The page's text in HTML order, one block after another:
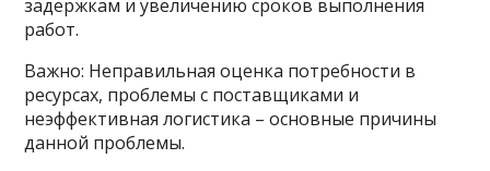
задержкам и увеличению сроков выполнения
работ.
Важно: Неправильная оценка потребности в
ресурсах, проблемы с поставщиками и
неэффективная логистика – основные причины
данной проблемы.